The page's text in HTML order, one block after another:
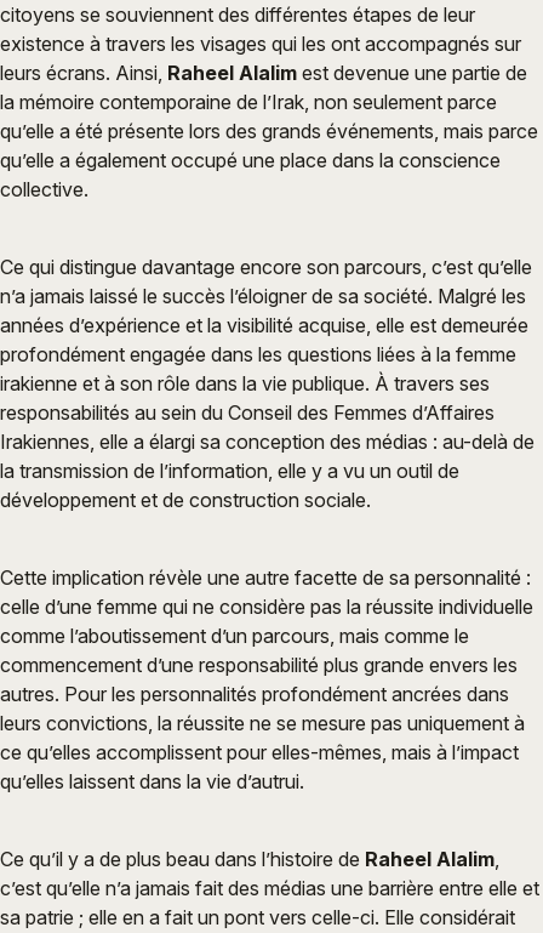
citoyens se souviennent des différentes étapes de leur
existence à travers les visages qui les ont accompagnés sur
leurs écrans. Ainsi, Raheel Alalim est devenue une partie de
la mémoire contemporaine de l’Irak, non seulement parce
qu’elle a été présente lors des grands événements, mais parce
qu’elle a également occupé une place dans la conscience
collective.
Ce qui distingue davantage encore son parcours, c’est qu’elle
n’a jamais laissé le succès l’éloigner de sa société. Malgré les
années d’expérience et la visibilité acquise, elle est demeurée
profondément engagée dans les questions liées à la femme
irakienne et à son rôle dans la vie publique. À travers ses
responsabilités au sein du Conseil des Femmes d’Affaires
Irakiennes, elle a élargi sa conception des médias : au-delà de
la transmission de l’information, elle y a vu un outil de
développement et de construction sociale.
Cette implication révèle une autre facette de sa personnalité :
celle d’une femme qui ne considère pas la réussite individuelle
comme l’aboutissement d’un parcours, mais comme le
commencement d’une responsabilité plus grande envers les
autres. Pour les personnalités profondément ancrées dans
leurs convictions, la réussite ne se mesure pas uniquement à
ce qu’elles accomplissent pour elles-mêmes, mais à l’impact
qu’elles laissent dans la vie d’autrui.
Ce qu’il y a de plus beau dans l’histoire de Raheel Alalim,
c’est qu’elle n’a jamais fait des médias une barrière entre elle et
sa patrie ; elle en a fait un pont vers celle-ci. Elle considérait